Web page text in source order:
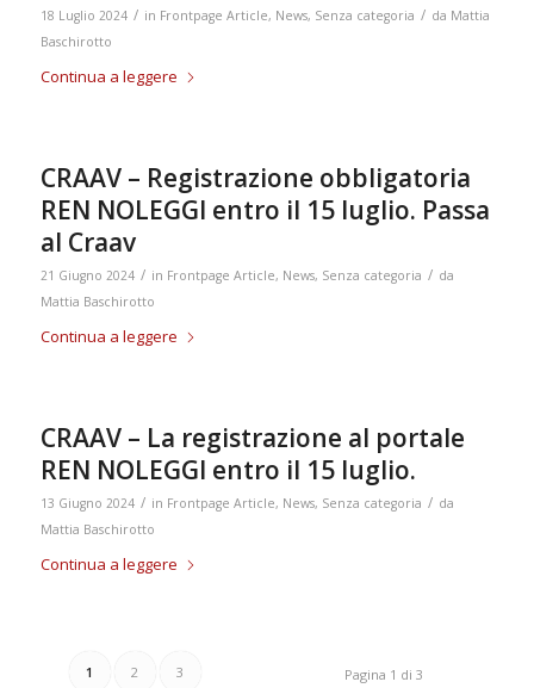
18 Luglio 2024 / in Frontpage Article, News, Senza categoria / da Mattia
Baschirotto
Continua a leggere
CRAAV – Registrazione obbligatoria
REN NOLEGGI entro il 15 luglio. Passa
al Craav
21 Giugno 2024 / in Frontpage Article, News, Senza categoria / da
Mattia Baschirotto
Continua a leggere
CRAAV – La registrazione al portale
REN NOLEGGI entro il 15 luglio.
13 Giugno 2024 / in Frontpage Article, News, Senza categoria / da
Mattia Baschirotto
Continua a leggere
Pagina 1 di 3
1 2 3